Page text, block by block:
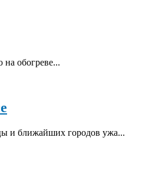
обогреве...
и ближайших городов ужа...